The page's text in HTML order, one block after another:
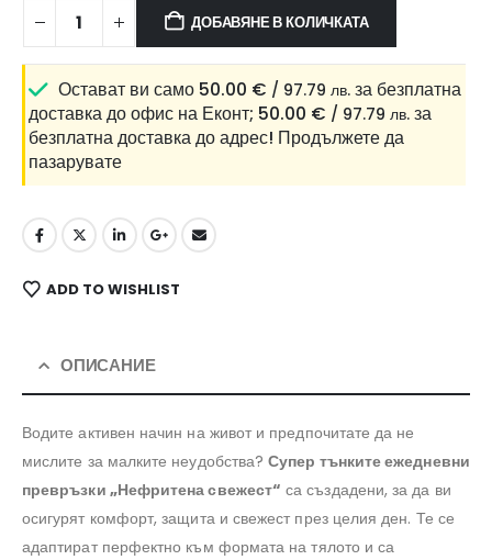
ДОБАВЯНЕ В КОЛИЧКАТА
Остават ви само 50.00 € / 97.79 лв. за безплатна
доставка до офис на Еконт; 50.00 € / 97.79 лв. за
безплатна доставка до адрес! Продължете да
пазарувате
ADD TO WISHLIST
ОПИСАНИЕ
Водите активен начин на живот и предпочитате да не
мислите за малките неудобства?Супер тънките ежедневни
превръзки „Нефритена свежест“ са създадени, за да ви
осигурят комфорт, защита и свежест през целия ден. Те се
адаптират перфектно към формата на тялото и са